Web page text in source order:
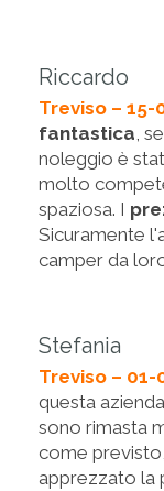
Riccardo
Treviso – 15-
fantastica ,
noleggio è
molto
spaziosa. I
Sicuramente
camper da
Stefania
Treviso – 01-
questa
sono rimasta
come
apprezzato la